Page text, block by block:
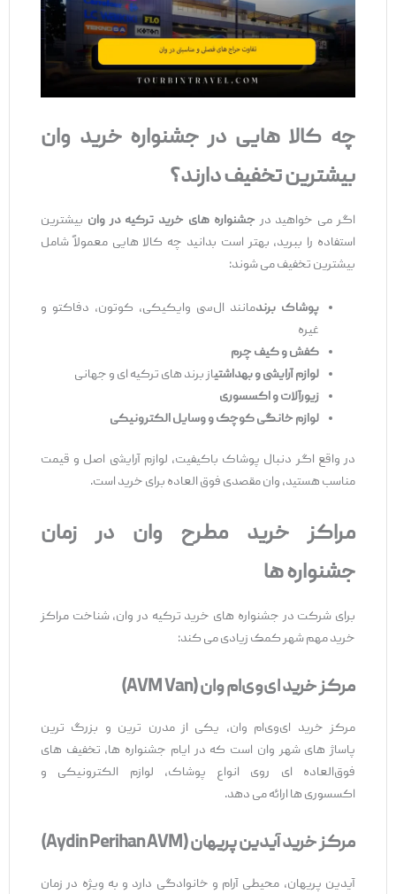
چه کالا هایی در جشنواره‌ خرید وان
بیشترین تخفیف دارند؟
اگر می ‌خواهید درجشنواره ‌های خرید ترکیه در وانبیشترین
استفاده را ببرید، بهتر است بدانید چه کالا هایی معمولاً شامل
بیشترین تخفیف می ‌شوند:
پوشاک برندمانند ال‌سی وایکیکی، کوتون، دفاکتو و
غیره
کفش و کیف چرم
لوازم آرایشی و بهداشتیاز برند های ترکیه ‌ای و جهانی
زیورآلات و اکسسوری
لوازم خانگی کوچک و وسایل الکترونیکی
در واقع اگر دنبال پوشاک باکیفیت، لوازم آرایشی اصل و قیمت
مناسب هستید، وان مقصدی فوق ‌العاده برای خرید است.
مراکز خرید مطرح وان در زمان
جشنواره‌ها
برای شرکت در جشنواره ‌های خرید ترکیه در وان، شناخت مراکز
خرید مهم شهر کمک زیادی می ‌کند:
مرکز خرید ای‌وی‌ام وان(AVM Van)
مرکز خرید ای‌وی‌ام وان، یکی از مدرن‌ ترین و بزرگ ‌ترین
پاساژ های شهر وان است که در ایام جشنواره ‌ها، تخفیف ‌های
فوق‌العاده‌ ای روی انواع پوشاک، لوازم الکترونیکی و
اکسسوری ‌ها ارائه می ‌دهد.
مرکز خرید آیدین پریهان(Aydin Perihan AVM)
آیدین پریهان، محیطی آرام و خانوادگی دارد و به ‌ویژه در زمان